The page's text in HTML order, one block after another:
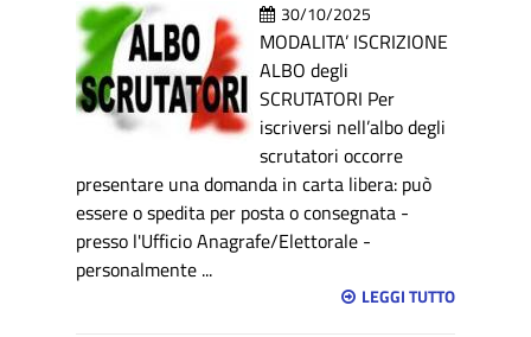
30/10/2025
MODALITA’ ISCRIZIONE
ALBO degli
SCRUTATORI Per
iscriversi nell’albo degli
scrutatori occorre
presentare una domanda in carta libera: può
essere o spedita per posta o consegnata -
presso l'Ufficio Anagrafe/Elettorale -
personalmente ...
LEGGI TUTTO